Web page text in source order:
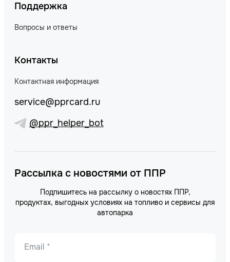
Поддержка
Вопросы и ответы
Контакты
Контактная информация
service@pprcard.ru
@ppr_helper_bot
Рассылка с новостями от ППР
Подпишитесь на рассылку о новостях ППР,
продуктах, выгодных условиях на топливо и сервисы для
автопарка
Email *